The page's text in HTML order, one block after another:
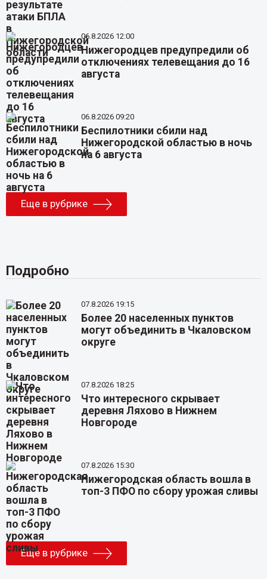
06.8.2026 12:00
Нижегородцев предупредили об
отключениях телевещания до 16
августа
06.8.2026 09:20
Беспилотники сбили над
Нижегородской областью в ночь
на 6 августа
Еще в рубрике
Подробно
07.8.2026 19:15
Более 20 населенных пунктов
могут объединить в Чкаловском
округе
07.8.2026 18:25
Что интересного скрывает
деревня Ляхово в Нижнем
Новгороде
07.8.2026 15:30
Нижегородская область вошла в
топ-3 ПФО по сбору урожая сливы
Еще в рубрике